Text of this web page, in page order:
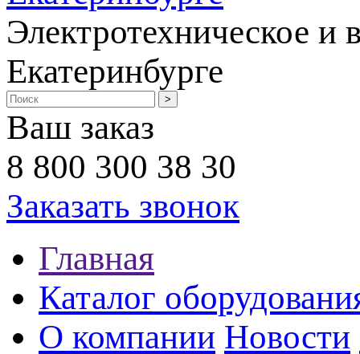
Электротехническое и
Екатеринбурге
Ваш заказ
8 800 300 38 30
Заказать звонок
Главная
Каталог
О компании Новости